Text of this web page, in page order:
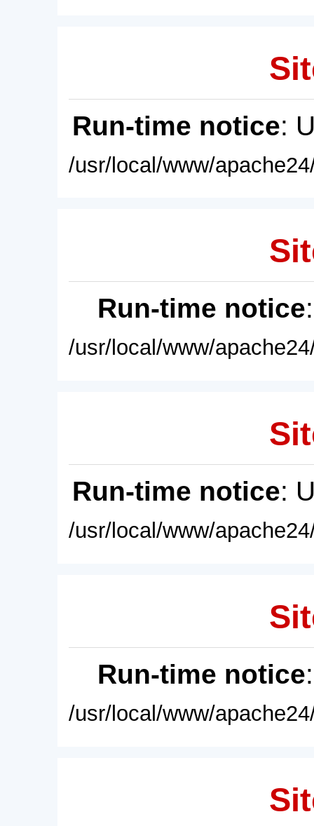
Run-time notice:
/usr/local/www/
Run-time notice
/usr/local/www/
Run-time notice:
/usr/local/www/
Run-time notice
/usr/local/www/